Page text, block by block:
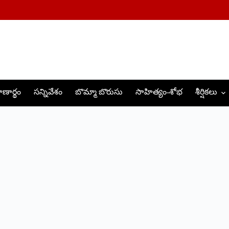
సన్నివేశం బొమ్మా బొరుసు సాహిత్యం-శోభ శీర్షికలు